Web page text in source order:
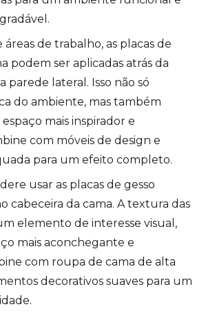
áreas de trabalho, as placas de
podem ser aplicadas atrás da
parede lateral. Isso não só
do ambiente, mas também
mais inspirador e
com móveis de design e
para um efeito completo.
usar as placas de gesso
cabeceira da cama. A textura das
elemento de interesse visual,
mais aconchegante e
com roupa de cama de alta
decorativos suaves para um